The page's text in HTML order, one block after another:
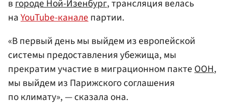
вгороде Ной-Изенбург, трансляция велась
наYouTube-каналепартии.
«В первый день мы выйдем из европейской
системы предоставления убежища, мы
прекратим участие в миграционном пактеООН,
мы выйдем из Парижского соглашения
по климату», — сказала она.